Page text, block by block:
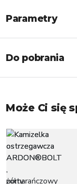
Parametry
Do pobrania
Może Ci się